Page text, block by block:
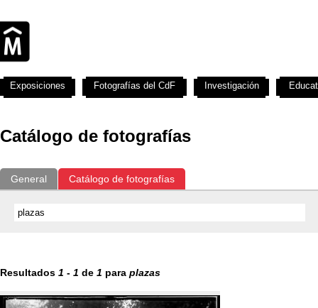
Catálogo de fotografías
General Catálogo de fotografías
Resultados 1 - 1 de 1 para plazas
Exposiciones Fotografías del CdF Investigación